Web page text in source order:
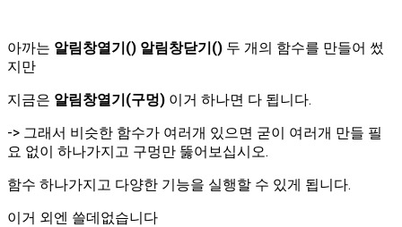
아까는 알림창열기() 알림창닫기() 두 개의 함수를 만들어 썼
지만
지금은 알림창열기(구멍) 이거 하나면 다 됩니다.
-> 그래서 비슷한 함수가 여러개 있으면 굳이 여러개 만들 필
요 없이 하나가지고 구멍만 뚫어보십시오.
함수 하나가지고 다양한 기능을 실행할 수 있게 됩니다.
이거 외엔 쓸데없습니다